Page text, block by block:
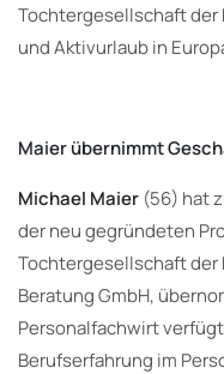
Tochtergesellschaft der
und Aktivurlaub in
Maier übernimmt
Michael Maier (56) hat
der neu gegründeten
Tochtergesellschaft der
Beratung GmbH,
Personalfachwirt
Berufserfahrung im